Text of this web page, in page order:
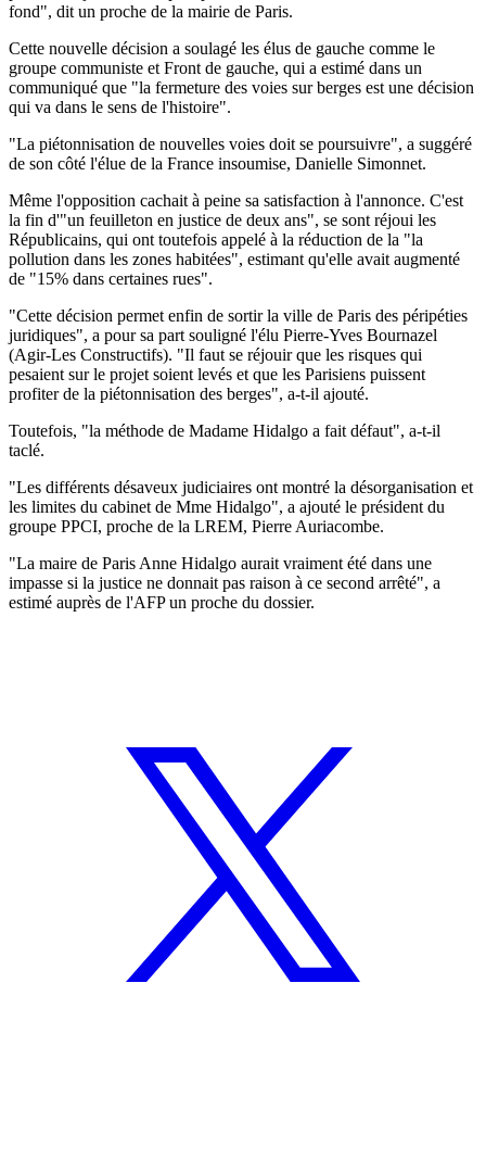
fond", dit un proche de la mairie de Paris.
Cette nouvelle décision a soulagé les élus de gauche comme le
groupe communiste et Front de gauche, qui a estimé dans un
communiqué que "la fermeture des voies sur berges est une décision
qui va dans le sens de l'histoire".
"La piétonnisation de nouvelles voies doit se poursuivre", a suggéré
de son côté l'élue de la France insoumise, Danielle Simonnet.
Même l'opposition cachait à peine sa satisfaction à l'annonce. C'est
la fin d'"un feuilleton en justice de deux ans", se sont réjoui les
Républicains, qui ont toutefois appelé à la réduction de la "la
pollution dans les zones habitées", estimant qu'elle avait augmenté
de "15% dans certaines rues".
"Cette décision permet enfin de sortir la ville de Paris des péripéties
juridiques", a pour sa part souligné l'élu Pierre-Yves Bournazel
(Agir-Les Constructifs). "Il faut se réjouir que les risques qui
pesaient sur le projet soient levés et que les Parisiens puissent
profiter de la piétonnisation des berges", a-t-il ajouté.
Toutefois, "la méthode de Madame Hidalgo a fait défaut", a-t-il
taclé.
"Les différents désaveux judiciaires ont montré la désorganisation et
les limites du cabinet de Mme Hidalgo", a ajouté le président du
groupe PPCI, proche de la LREM, Pierre Auriacombe.
"La maire de Paris Anne Hidalgo aurait vraiment été dans une
impasse si la justice ne donnait pas raison à ce second arrêté", a
estimé auprès de l'AFP un proche du dossier.